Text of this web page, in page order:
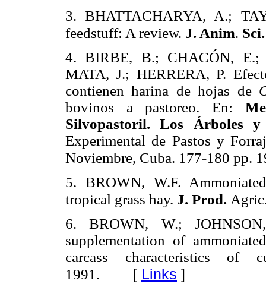
3. BHATTACHARYA, A.;
feedstuff: A review. J. Anim. Sci.
4. BIRBE, B.; CHACÓN, E.;
MATA, J.; HERRERA, P.
contienen harina de hojas de
bovinos a pastoreo. En:
Silvopastoril. Los Árboles
Experimental de Pastos y
Noviembre, Cuba. 177-180 pp.
5. BROWN, W.F.
tropical grass hay. J. Prod.
6. BROWN, W.;
supplementation of
carcass characteristics
1991. [ Links ]